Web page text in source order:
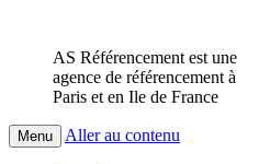
AS Référencement est une
agence de référencement à
Paris et en Ile de France
Menu Aller au contenu